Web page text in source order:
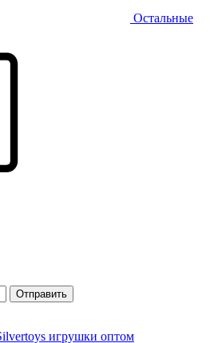
Остальные
Отправить